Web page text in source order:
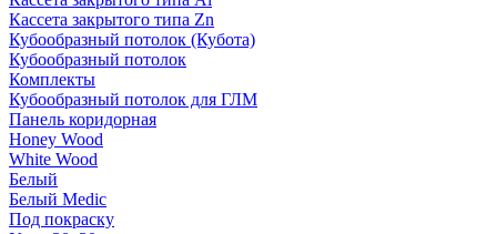
Кассета закрытого типа Zn
Кубообразный потолок (Кубота)
Кубообразный потолок
Комплекты
Кубообразный потолок для ГЛМ
Панель коридорная
Honey Wood
White Wood
Белый
Белый Medic
Под покраску